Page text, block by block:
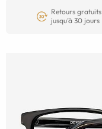
Retours gratuits
jusqu’à 30 jours